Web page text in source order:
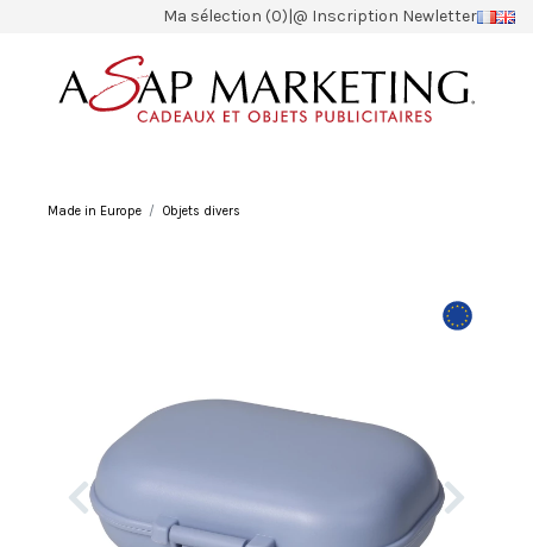
Ma sélection (0)|@ Inscription Newletter
Made in Europe Objets divers